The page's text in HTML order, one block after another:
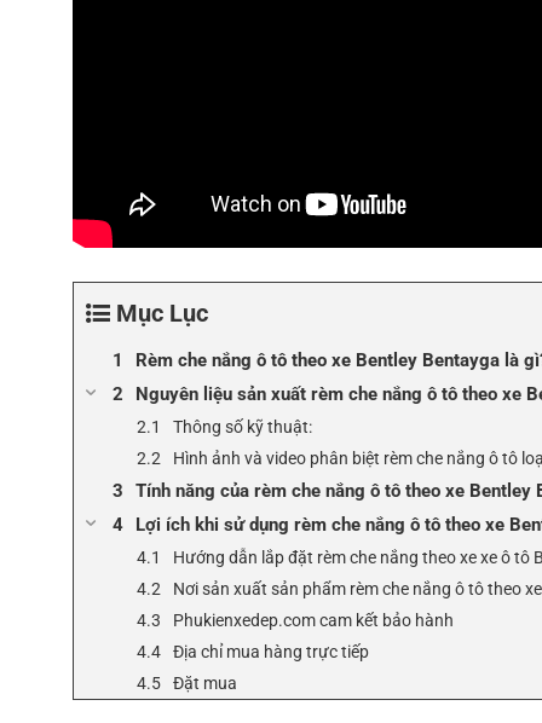
Mục Lục
Rèm che nắng ô tô theo xe Bentley Bentayga là
Nguyên liệu sản xuất rèm che nắng ô tô theo xe
Thông số kỹ thuật:
Hình ảnh và video phân biệt rèm che nắng ô tô
Tính năng của rèm che nắng ô tô theo xe Bentley
Lợi ích khi sử dụng rèm che nắng ô tô theo xe
Hướng dẫn lắp đặt rèm che nắng theo xe xe ô tô
Nơi sản xuất sản phẩm rèm che nắng ô tô theo xe
Phukienxedep.com cam kết bảo hành
Địa chỉ mua hàng trực tiếp
Đặt mua